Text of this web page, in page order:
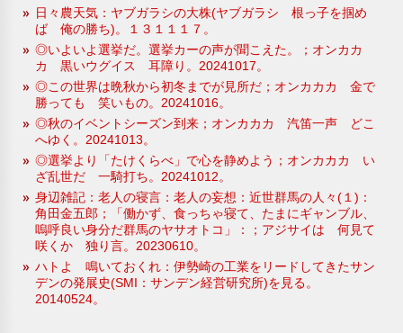
日々農天気：ヤブガラシの大株(ヤブガラシ 根っ子を掴め
ば 俺の勝ち)。１３１１１７。
◎いよいよ選挙だ。選挙カーの声が聞こえた。；オンカカ
カ 黒いウグイス 耳障り。20241017。
◎この世界は晩秋から初冬までが見所だ；オンカカカ 金で
勝っても 笑いもの。20241016。
◎秋のイベントシーズン到来；オンカカカ 汽笛一声 どこ
へゆく。20241013。
◎選挙より「たけくらべ」で心を静めよう；オンカカカ い
ざ乱世だ 一騎打ち。20241012。
身辺雑記：老人の寝言：老人の妄想：近世群馬の人々(１)：
角田金五郎；「働かず、食っちゃ寝て、たまにギャンブル、
嗚呼良い身分だ群馬のヤサオトコ」：；アジサイは 何見て
咲くか 独り言。20230610。
ハトよ 鳴いておくれ：伊勢崎の工業をリードしてきたサン
デンの発展史(SMI：サンデン経営研究所)を見る。
20140524。